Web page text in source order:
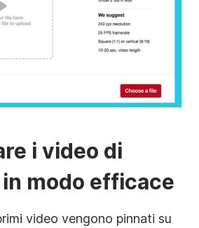
i video di
modo efficace
video vengono pinnati su